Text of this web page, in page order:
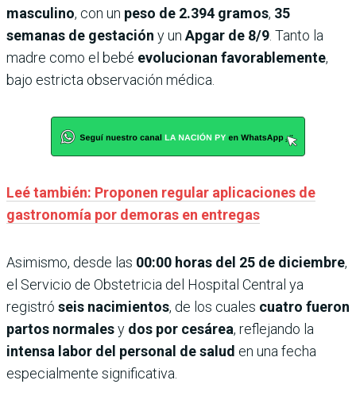
masculino, con un peso de 2.394 gramos, 35
semanas de gestación y un Apgar de 8/9 . Tanto la
madre como el bebé evolucionan favorablemente,
bajo estricta observación médica.
Leé también: Proponen regular aplicaciones de
gastronomía por demoras en entregas
Asimismo, desde las 00:00 horas del 25 de diciembre,
el Servicio de Obstetricia del Hospital Central ya
registró seis nacimientos, de los cuales cuatro fueron
partos normalesy dos por cesárea, reflejando la
intensa labor del personal de salud en una fecha
especialmente significativa.